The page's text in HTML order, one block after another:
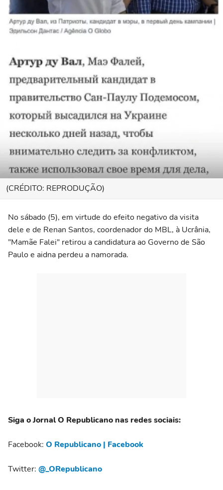
(CRÉDITO: REPRODUÇÃO)
No sábado (5), em virtude do efeito negativo da visita
dele e de Renan Santos, coordenador do MBL, à Ucrânia,
"Mamãe Falei" retirou a candidatura ao Governo de São
Paulo e aidna perdeu a namorada.
Siga o Jornal O Republicano nas redes sociais:
Facebook: O Republicano | Facebook
Twitter: @_ORepublicano